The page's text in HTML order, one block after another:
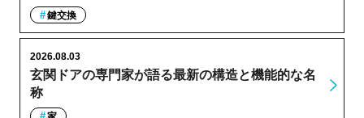
鍵交換
玄関ドアの専門家が語る最新の構造と機能的な名
称
2026.08.03